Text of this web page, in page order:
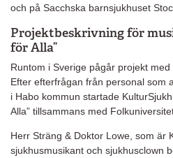
och på Sacchska barnsjukhuset
Projektbeskrivning för
för Alla”
Runtom i Sverige pågår projekt med
Efter efterfrågan från personal som
i Habo kommun startade
Alla” tillsammans med
Herr Sträng & Doktor Lowe, som är
sjukhusmusikant och sjukhusclown